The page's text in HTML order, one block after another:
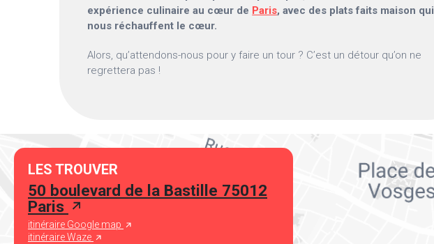
expérience culinaire au cœur de Paris, avec des plats faits maison qui
nous réchauffent le cœur.
Alors, qu’attendons-nous pour y faire un tour ? C’est un détour qu’on ne
regrettera pas !
LES TROUVER
50 boulevard de la Bastille 75012
Paris
itinéraire Google map
itinéraire Waze